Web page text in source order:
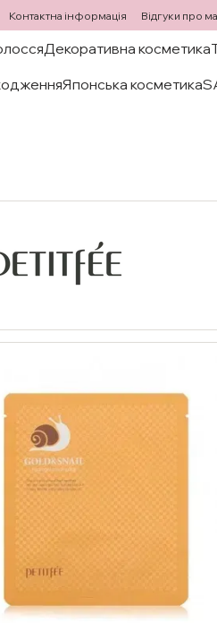
Контактна інформація Відгуки про
Декоративна косметика
Японська косметика